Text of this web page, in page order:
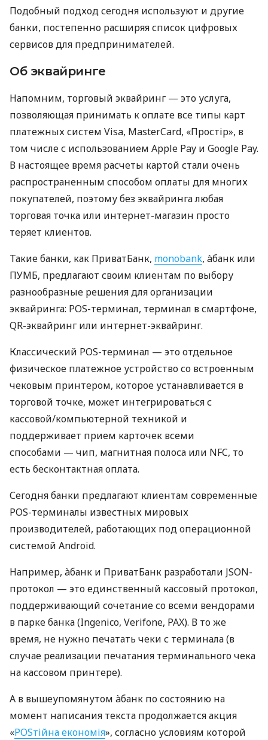
Подобный подход сегодня используют и другие
банки, постепенно расширяя список цифровых
сервисов для предпринимателей.
Об эквайринге
Напомним, торговый эквайринг — это услуга,
позволяющая принимать к оплате все типы карт
платежных систем Visa, MasterCard, «Простір», в
том числе с использованием Apple Pay и Google Pay.
В настоящее время расчеты картой стали очень
распространенным способом оплаты для многих
покупателей, поэтому без эквайринга любая
торговая точка или интернет-магазин просто
теряет клиентов.
Такие банки, как ПриватБанк, monobank, àбанк или
ПУМБ, предлагают своим клиентам по выбору
разнообразные решения для организации
эквайринга: POS-терминал, терминал в смартфоне,
QR-эквайринг или интернет-эквайринг.
Классический POS-терминал — это отдельное
физическое платежное устройство со встроенным
чековым принтером, которое устанавливается в
торговой точке, может интегрироваться с
кассовой/компьютерной техникой и
поддерживает прием карточек всеми
способами — чип, магнитная полоса или NFC, то
есть бесконтактная оплата.
Сегодня банки предлагают клиентам современные
POS-терминалы известных мировых
производителей, работающих под операционной
системой Android.
Например, àбанк и ПриватБанк разработали JSON-
протокол — это единственный кассовый протокол,
поддерживающий сочетание со всеми вендорами
в парке банка (Ingenico, Verifone, PAX). В то же
время, не нужно печатать чеки с терминала (в
случае реализации печатания терминального чека
на кассовом принтере).
А в вышеупомянутом àбанк по состоянию на
момент написания текста продолжается акция
«POSтійна економія», согласно условиям которой